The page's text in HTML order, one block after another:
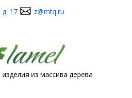
д. 17 z@mtq.ru
из массива дерева